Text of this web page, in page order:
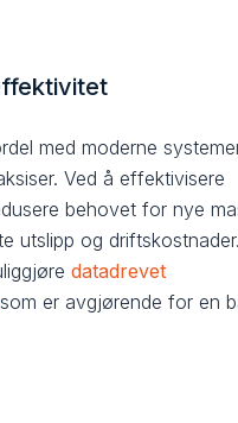
med moderne
Ved å effektivisere
behovet for nye
utslipp og
datadrevet
er avgjørende for en